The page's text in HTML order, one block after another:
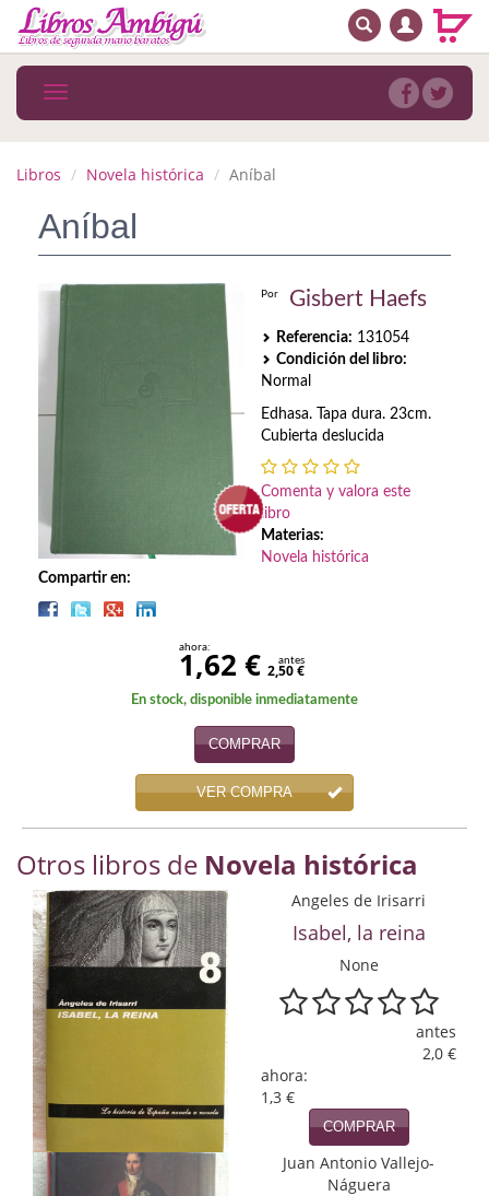
MENÚ PRINCIPAL
Novedades
MATERIAS
Autoayuda. Conocimiento personal
Autoayuda. Crecimiento personal
Biografía
Biografías
Ciencia ficción
Cine
Discos deVinilo. LP
Divulgación científica
DVD
Economía
Enciclopedias
Ensayo
Ensayo literario
Filosofía
BUSCAR
Toggle
navigation
Libros Novela histórica Aníbal
Aníbal
Compartir en:
Por Gisbert Haefs
Referencia: 131054
Condición del libro:
Normal
Edhasa. Tapa dura. 23cm.
Cubierta deslucida
Comenta y valora este
libro
Materias:
Novela histórica
ahora:
1,62 € antes
2,50 €
En stock, disponible inmediatamente
COMPRAR
VER COMPRA
Otros libros de Novela histórica
Angeles de Irisarri
Isabel, la reina
None
antes
2,0 €
ahora:
1,3 €
COMPRAR
Juan Antonio Vallejo-
Náguera